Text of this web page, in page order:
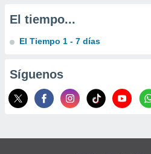
de
uso de
e
publicidad
El tiempo...
El Tiempo 1 - 7 días
Síguenos